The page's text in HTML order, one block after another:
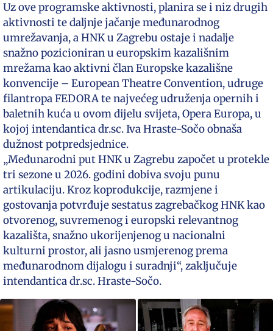
Uz ove programske aktivnosti, planira se i niz drugih
aktivnosti te daljnje jačanje međunarodnog
umrežavanja, a HNK u Zagrebu ostaje i nadalje
snažno pozicioniran u europskim kazališnim
mrežama kao aktivni član Europske kazališne
konvencije – European Theatre Convention, udruge
filantropa FEDORA te najvećeg udruženja opernih i
baletnih kuća u ovom dijelu svijeta, Opera Europa, u
kojoj intendantica dr.sc. Iva Hraste-Sočo obnaša
dužnost potpredsjednice.
„Međunarodni put HNK u Zagrebu započet u protekle
tri sezone u 2026. godini dobiva svoju punu
artikulaciju. Kroz koprodukcije, razmjene i
gostovanja potvrđuje sestatus zagrebačkog HNK kao
otvorenog, suvremenog i europski relevantnog
kazališta, snažno ukorijenjenog u nacionalni
kulturni prostor, ali jasno usmjerenog prema
međunarodnom dijalogu i suradnji“, zaključuje
intendantica dr.sc. Hraste-Sočo.